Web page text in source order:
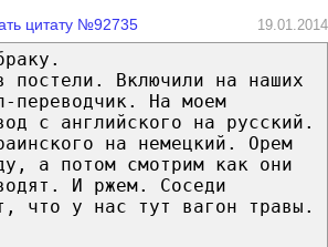
цитату №92735 19.01.2014
постели. Включили на наших
переводчик. На моем
с английского на русский.
на немецкий. Орем
а потом смотрим как они
И ржем. Соседи
что у нас тут вагон травы.